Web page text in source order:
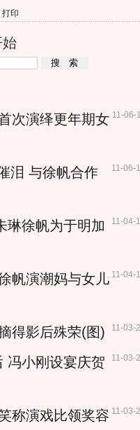
打印
始
11-06-
次演绎更年期女
11-06-
泪 与徐帆合作
11-04-
琳徐帆为于明加
11-04-
帆演潮妈与女儿
11-03-
得影后殊荣(图)
11-03-
冯小刚设宴庆贺
11-03-
称演戏比领奖容